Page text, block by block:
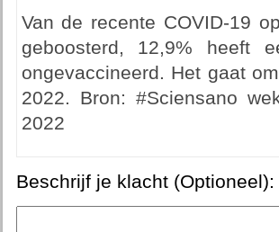
Van de recente COVID-19
geboosterd, 12,9% heeft
ongevaccineerd. Het gaat
2022. Bron: #Sciensano
2022
Beschrijf je klacht (Optioneel):